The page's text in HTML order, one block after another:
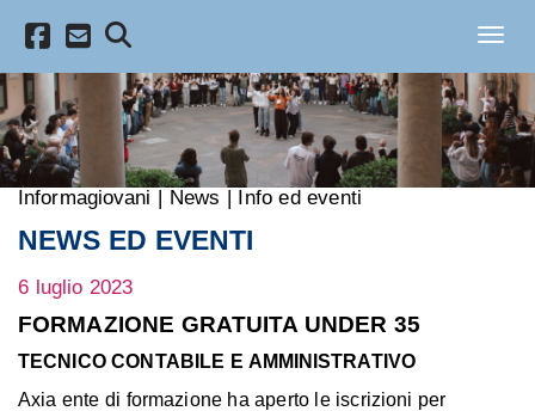
Informagiovani | News | Info ed eventi
NEWS ED EVENTI
6 luglio 2023
FORMAZIONE GRATUITA UNDER 35
TECNICO CONTABILE E AMMINISTRATIVO
Axia ente di formazione ha aperto le iscrizioni per